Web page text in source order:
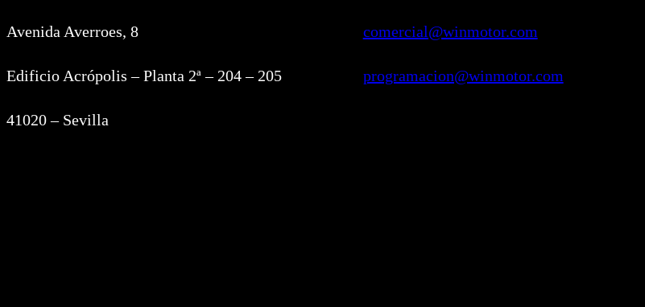
Avenida Averroes, 8
Edificio Acrópolis – Planta 2ª – 204 – 205
41020 – Sevilla
comercial@winmotor.com
programacion@winmotor.com